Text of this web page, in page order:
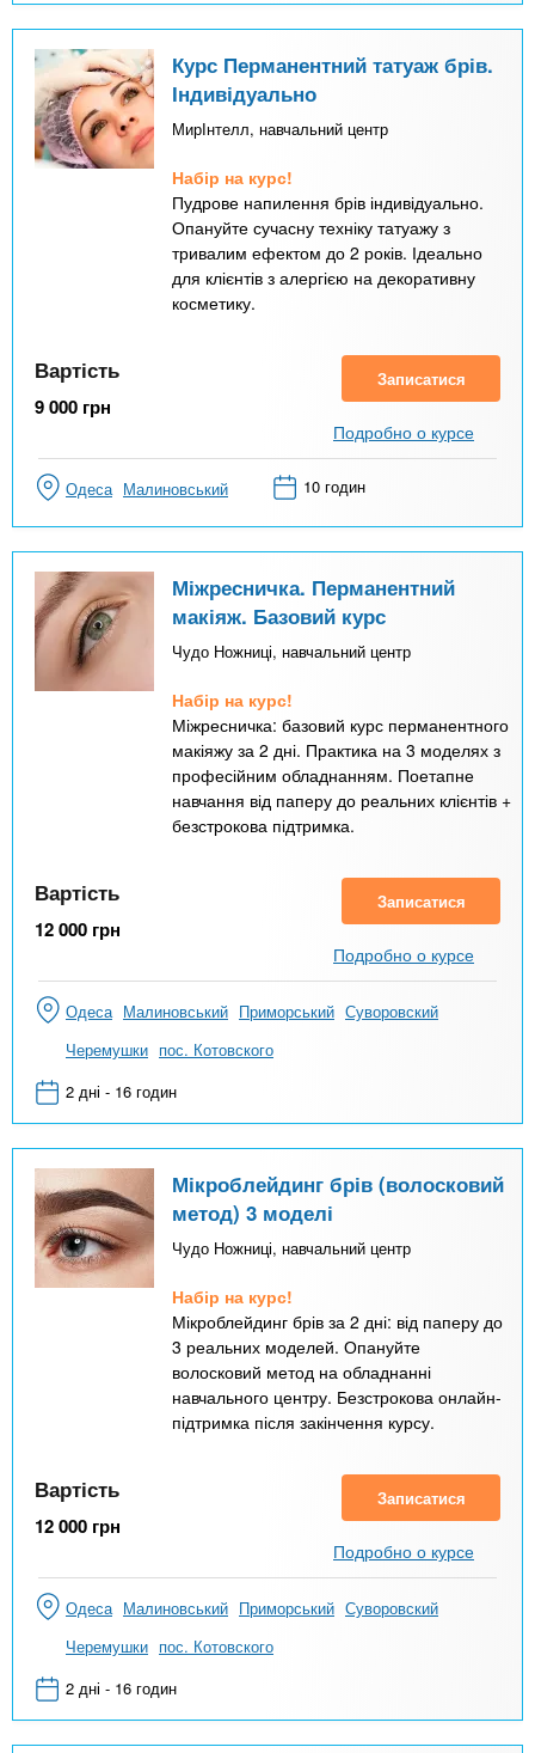
Курс Перманентний татуаж брів.
Індивідуально
МирІнтелл, навчальний центр
Набір на курс!
Пудрове напилення брів індивідуально.
Опануйте сучасну техніку татуажу з
тривалим ефектом до 2 років. Ідеально
для клієнтів з алергією на декоративну
косметику.
Вартість
9 000 грн
Записатися
Подробно о курсе
Одеса Малиновський 10 годин
Міжресничка. Перманентний
макіяж. Базовий курс
Чудо Ножниці, навчальний центр
Набір на курс!
Міжресничка: базовий курс перманентного
макіяжу за 2 дні. Практика на 3 моделях з
професійним обладнанням. Поетапне
навчання від паперу до реальних клієнтів +
безстрокова підтримка.
Вартість
12 000 грн
Записатися
Подробно о курсе
Одеса Малиновський Приморський Суворовский
Черемушки пос. Котовского
2 дні - 16 годин
Мікроблейдинг брів (волосковий
метод) 3 моделі
Чудо Ножниці, навчальний центр
Набір на курс!
Мікроблейдинг брів за 2 дні: від паперу до
3 реальних моделей. Опануйте
волосковий метод на обладнанні
навчального центру. Безстрокова онлайн-
підтримка після закінчення курсу.
Вартість
12 000 грн
Записатися
Подробно о курсе
Одеса Малиновський Приморський Суворовский
Черемушки пос. Котовского
2 дні - 16 годин